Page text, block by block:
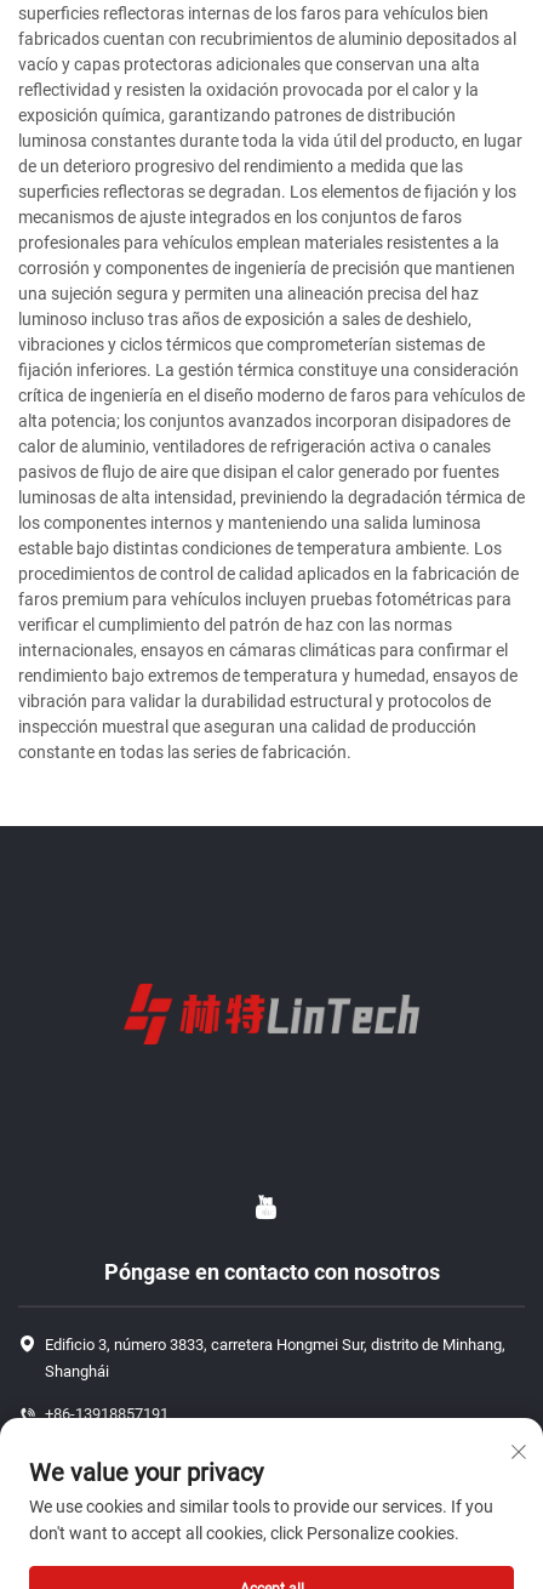
superficies reflectoras internas de los faros para vehículos bien
fabricados cuentan con recubrimientos de aluminio depositados al
vacío y capas protectoras adicionales que conservan una alta
reflectividad y resisten la oxidación provocada por el calor y la
exposición química, garantizando patrones de distribución
luminosa constantes durante toda la vida útil del producto, en lugar
de un deterioro progresivo del rendimiento a medida que las
superficies reflectoras se degradan. Los elementos de fijación y los
mecanismos de ajuste integrados en los conjuntos de faros
profesionales para vehículos emplean materiales resistentes a la
corrosión y componentes de ingeniería de precisión que mantienen
una sujeción segura y permiten una alineación precisa del haz
luminoso incluso tras años de exposición a sales de deshielo,
vibraciones y ciclos térmicos que comprometerían sistemas de
fijación inferiores. La gestión térmica constituye una consideración
crítica de ingeniería en el diseño moderno de faros para vehículos de
alta potencia; los conjuntos avanzados incorporan disipadores de
calor de aluminio, ventiladores de refrigeración activa o canales
pasivos de flujo de aire que disipan el calor generado por fuentes
luminosas de alta intensidad, previniendo la degradación térmica de
los componentes internos y manteniendo una salida luminosa
estable bajo distintas condiciones de temperatura ambiente. Los
procedimientos de control de calidad aplicados en la fabricación de
faros premium para vehículos incluyen pruebas fotométricas para
verificar el cumplimiento del patrón de haz con las normas
internacionales, ensayos en cámaras climáticas para confirmar el
rendimiento bajo extremos de temperatura y humedad, ensayos de
vibración para validar la durabilidad estructural y protocolos de
inspección muestral que aseguran una calidad de producción
constante en todas las series de fabricación.
Póngase en contacto con nosotros
Edificio 3, número 3833, carretera Hongmei Sur, distrito de Minhang,
Shanghái
+86-13918857191
[email protected]
Derechos de autor © 2026 ShangHai J P Auto Parts Co., Ltd. Todos los
We value your privacy
We use cookies and similar tools to provide our services. If you
don't want to accept all cookies, click Personalize cookies.